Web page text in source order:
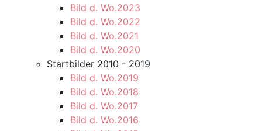
Bild d. Wo.2023
Bild d. Wo.2022
Bild d. Wo.2021
Bild d. Wo.2020
Startbilder 2010 - 2019
Bild d. Wo.2019
Bild d. Wo.2018
Bild d. Wo.2017
Bild d. Wo.2016